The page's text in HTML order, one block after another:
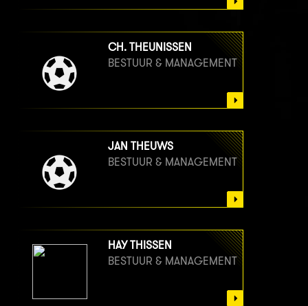
CH. THEUNISSEN
BESTUUR & MANAGEMENT
JAN THEUWS
BESTUUR & MANAGEMENT
HAY THISSEN
BESTUUR & MANAGEMENT